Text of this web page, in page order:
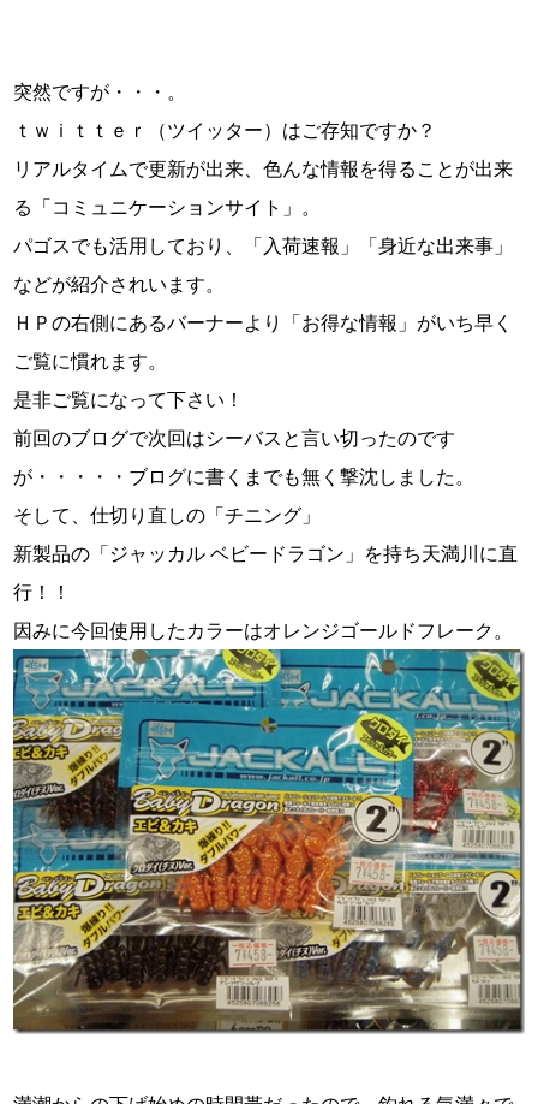
突然ですが・・・。
ｔｗｉｔｔｅｒ（ツイッター）はご存知ですか？
リアルタイムで更新が出来、色んな情報を得ることが出来
る「コミュニケーションサイト」。
パゴスでも活用しており、「入荷速報」「身近な出来事」
などが紹介されいます。
ＨＰの右側にあるバーナーより「お得な情報」がいち早く
ご覧に慣れます。
是非ご覧になって下さい！
前回のブログで次回はシーバスと言い切ったのです
が・・・・・ブログに書くまでも無く撃沈しました。
そして、仕切り直しの「チニング」
新製品の「ジャッカル ベビードラゴン」を持ち天満川に直
行！！
因みに今回使用したカラーはオレンジゴールドフレーク。